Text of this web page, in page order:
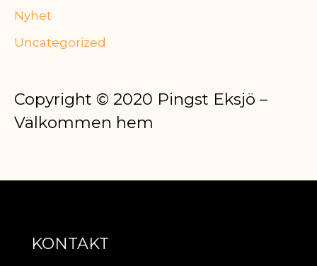
Nyhet
Uncategorized
Copyright © 2020 Pingst Eksjö –
Välkommen hem
KONTAKT